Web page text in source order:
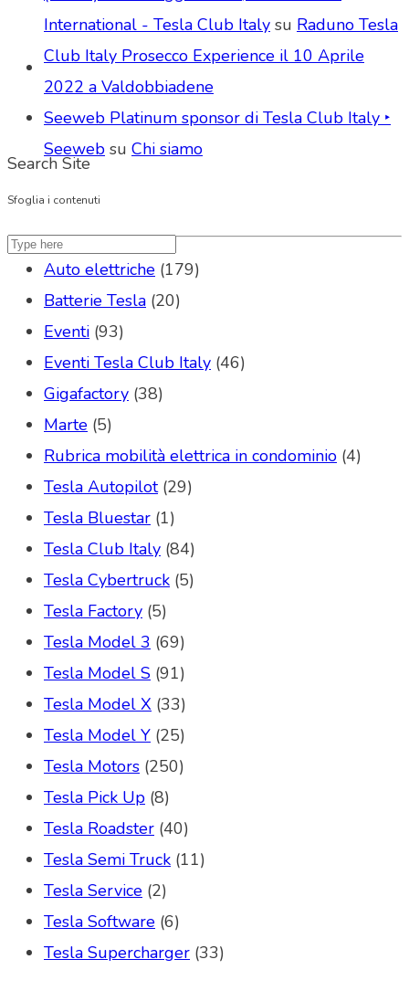
Search Site
International - Tesla Club Italy su Raduno Tesla
Club Italy Prosecco Experience il 10 Aprile
2022 a Valdobbiadene
Seeweb Platinum sponsor di Tesla Club Italy ‣
Seeweb su Chi siamo
Sfoglia i contenuti
Auto elettriche (179)
Batterie Tesla (20)
Eventi (93)
Eventi Tesla Club Italy (46)
Gigafactory (38)
Marte (5)
Rubrica mobilità elettrica in condominio (4)
Tesla Autopilot(29)
Tesla Bluestar (1)
Tesla Club Italy (84)
Tesla Cybertruck (5)
Tesla Factory (5)
Tesla Model 3 (69)
Tesla Model S (91)
Tesla Model X (33)
Tesla Model Y (25)
Tesla Motors (250)
Tesla Pick Up (8)
Tesla Roadster (40)
Tesla Semi Truck (11)
Tesla Service (2)
Tesla Software (6)
Tesla Supercharger (33)